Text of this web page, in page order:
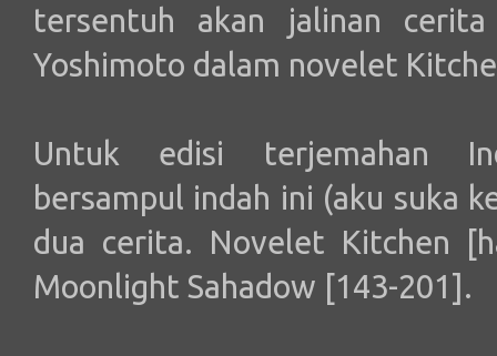
tersentuh akan jalinan
Yoshimoto dalam novelet
Untuk edisi terjemahan
bersampul indah ini (aku suka
dua cerita. Novelet Kitchen
Moonlight Sahadow [143-201].